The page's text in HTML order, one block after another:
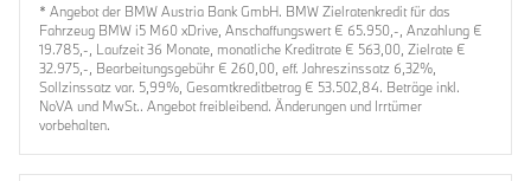
* Angebot der BMW Austria Bank GmbH. BMW Zielratenkredit für das
Fahrzeug BMW i5 M60 xDrive, Anschaffungswert € 65.950,-, Anzahlung €
19.785,-, Laufzeit 36 Monate, monatliche Kreditrate € 563,00, Zielrate €
32.975,-, Bearbeitungsgebühr € 260,00, eff. Jahreszinssatz 6,32%,
Sollzinssatz var. 5,99%, Gesamtkreditbetrag € 53.502,84. Beträge inkl.
NoVA und MwSt.. Angebot freibleibend. Änderungen und Irrtümer
vorbehalten.